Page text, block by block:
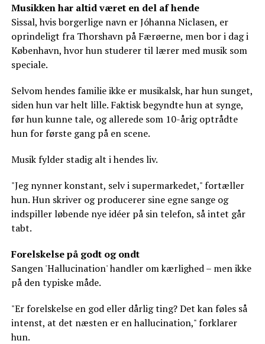
Musikken har altid været en del af hende
Sissal, hvis borgerlige navn er Jóhanna Niclasen, er
oprindeligt fra Thorshavn på Færøerne, men bor i dag i
København, hvor hun studerer til lærer med musik som
speciale.
Selvom hendes familie ikke er musikalsk, har hun sunget,
siden hun var helt lille. Faktisk begyndte hun at synge,
før hun kunne tale, og allerede som 10-årig optrådte
hun for første gang på en scene.
Musik fylder stadig alt i hendes liv.
"Jeg nynner konstant, selv i supermarkedet," fortæller
hun. Hun skriver og producerer sine egne sange og
indspiller løbende nye idéer på sin telefon, så intet går
tabt.
Forelskelse på godt og ondt
Sangen 'Hallucination' handler om kærlighed – men ikke
på den typiske måde.
"Er forelskelse en god eller dårlig ting? Det kan føles så
intenst, at det næsten er en hallucination," forklarer
hun.